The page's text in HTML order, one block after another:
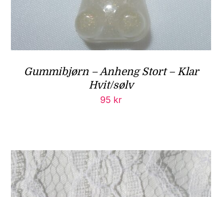
Gummibjørn – Anheng Stort – Klar
Hvit/sølv
95 kr